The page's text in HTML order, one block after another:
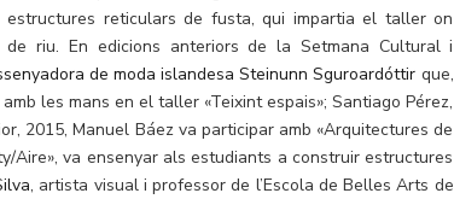
estructures reticulars de fusta, qui impartia el taller on
riu. En edicions anteriors de la Setmana Cultural i
de moda islandesa Steinunn Sguroardóttir que,
les mans en el taller «Teixint espais»; Santiago Pérez,
2015, Manuel Báez va participar amb «Arquitectures de
Aire», va ensenyar als estudiants a construir estructures
, artista visual i professor de l’Escola de Belles Arts de